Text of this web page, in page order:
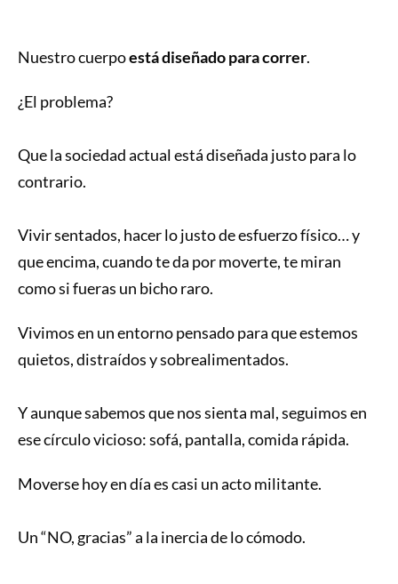
Nuestro cuerpoestá diseñado para correr.
¿El problema?
Que la sociedad actual está diseñada justo para lo
contrario.
Vivir sentados, hacer lo justo de esfuerzo físico… y
que encima, cuando te da por moverte, te miran
como si fueras un bicho raro.
Vivimos en un entorno pensado para que estemos
quietos, distraídos y sobrealimentados.
Y aunque sabemos que nos sienta mal, seguimos en
ese círculo vicioso: sofá, pantalla, comida rápida.
Moverse hoy en día es casi un acto militante.
Un “NO, gracias” a la inercia de lo cómodo.